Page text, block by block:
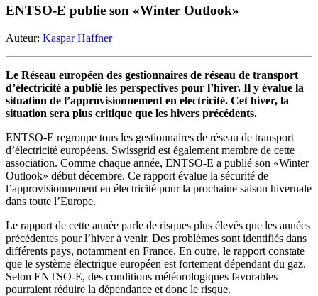
ENTSO-E publie son «Winter Outlook»
Auteur: Kaspar Haffner
Le Réseau européen des gestionnaires de réseau de transport
d’électricité a publié les perspectives pour l’hiver. Il y évalue la
situation de l’approvisionnement en électricité. Cet hiver, la
situation sera plus critique que les hivers précédents.
ENTSO-E regroupe tous les gestionnaires de réseau de transport
d’électricité européens. Swissgrid est également membre de cette
association. Comme chaque année, ENTSO-E a publié son «Winter
Outlook» début décembre. Ce rapport évalue la sécurité de
l’approvisionnement en électricité pour la prochaine saison hivernale
dans toute l’Europe.
Le rapport de cette année parle de risques plus élevés que les années
précédentes pour l’hiver à venir. Des problèmes sont identifiés dans
différents pays, notamment en France. En outre, le rapport constate
que le système électrique européen est fortement dépendant du gaz.
Selon ENTSO-E, des conditions météorologiques favorables
pourraient réduire la dépendance et donc le risque.